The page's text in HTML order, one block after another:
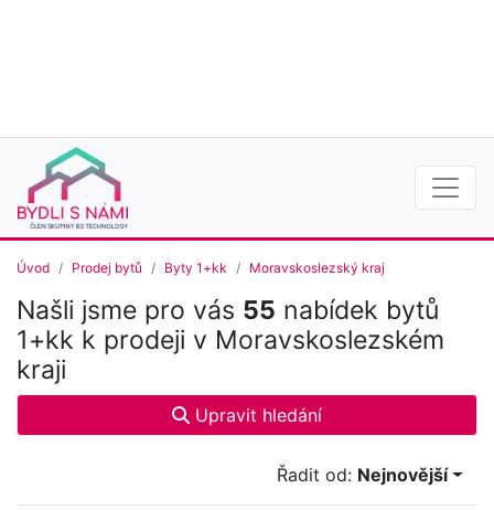
Úvod Prodej bytů Byty 1+kk Moravskoslezský kraj
Našli jsme pro vás 55 nabídek bytů
1+kk k prodeji v Moravskoslezském
kraji
Upravit hledání
Řadit od: Nejnovější